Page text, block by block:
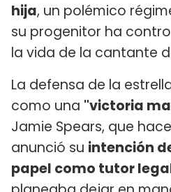
hija, un polémico
su progenitor ha
la vida de la cantante
La defensa de la
como una "victoria
Jamie Spears, que
anunció su intención
papel como tutor